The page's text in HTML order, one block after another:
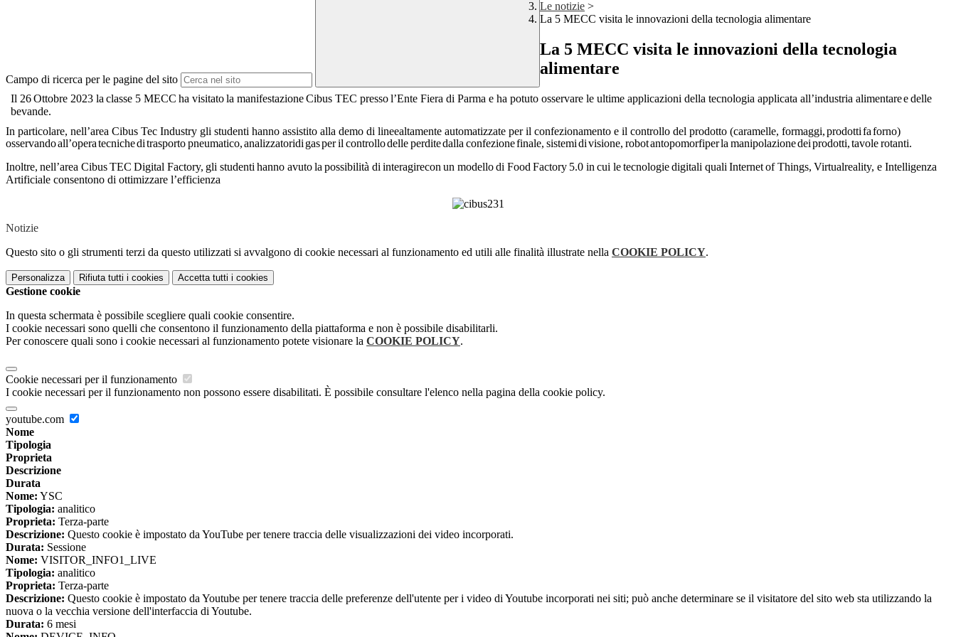
Campo di ricerca per le pagine del sito
Le notizie >
La 5 MECC visita le innovazioni della tecnologia alimentare
La 5 MECC visita le innovazioni della tecnologia
alimentare
Il 26 Ottobre 2023 la classe 5 MECC ha visitato la manifestazione Cibus TEC presso l’Ente Fiera di Parma e ha potuto osservare le ultime applicazioni della tecnologia applicata all’industria alimentareedelle
bevande.
In particolare, nell’area Cibus Tec Industry gli studenti hanno assistito alla demo di lineealtamente automatizzate per il confezionamento e il controllo del prodotto (caramelle, formaggi,prodottifaforno)
osservandoall’operatecnicheditrasportopneumatico,analizzatoridigasperilcontrollodelleperditedallaconfezionefinale, sistemidivisione, robotantopomorfiperlamanipolazionedeiprodotti, tavolerotanti.
Inoltre, nell’area Cibus TEC Digital Factory, gli studenti hanno avuto la possibilità di interagireconun modellodi Food Factory 5.0 in cui le tecnologiedigitali quali Internetof Things, Virtualreality, e Intelligenza
Artificiale consentono di ottimizzare l’efficienza
Notizie
Questo sito o gli strumenti terzi da questo utilizzati si avvalgono di cookie necessari al funzionamento ed utili alle finalità illustrate nella COOKIE POLICY.
Personalizza Rifiuta tutti i cookies Accetta tutti i cookies
Gestione cookie
In questa schermata è possibile scegliere quali cookie consentire.
I cookie necessari sono quelli che consentono il funzionamento della piattaforma e non è possibile disabilitarli.
Per conoscere quali sono i cookie necessari al funzionamento potete visionare la COOKIE POLICY.
Cookie necessari per il funzionamento
I cookie necessari per il funzionamento non possono essere disabilitati. È possibile consultare l'elenco nella pagina della cookie policy.
youtube.com
Nome
Tipologia
Proprieta
Descrizione
Durata
Nome: YSC
Tipologia: analitico
Proprieta: Terza-parte
Descrizione: Questo cookie è impostato da YouTube per tenere traccia delle visualizzazioni dei video incorporati.
Durata: Sessione
Nome: VISITOR_INFO1_LIVE
Tipologia: analitico
Proprieta: Terza-parte
Descrizione: Questo cookie è impostato da Youtube per tenere traccia delle preferenze dell'utente per i video di Youtube incorporati nei siti; può anche determinare se il visitatore del sito web sta utilizzando la
nuova o la vecchia versione dell'interfaccia di Youtube.
Durata: 6 mesi